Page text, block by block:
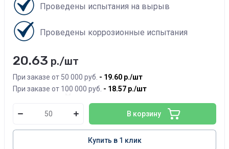
Проведены испытания на вырыв
Проведены коррозионные испытания
20.63 р./шт
19.60 р./шт
При заказе от 50 000 руб.
18.57 р./шт
При заказе от 100 000 руб.
В корзину
Купить в 1 клик